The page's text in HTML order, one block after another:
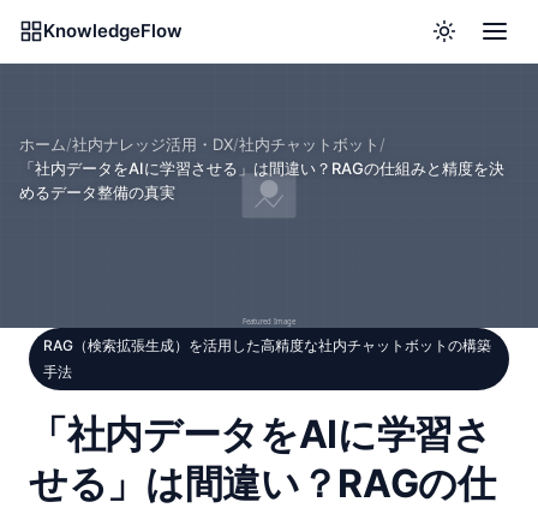
KnowledgeFlow
ホーム/社内ナレッジ活用・DX/社内チャットボット /
「社内データをAIに学習させる」は間違い？RAGの仕組みと精度を決
めるデータ整備の真実
RAG（検索拡張生成）を活用した高精度な社内チャットボットの構築
手法
「社内データをAIに学習さ
せる」は間違い？RAGの仕